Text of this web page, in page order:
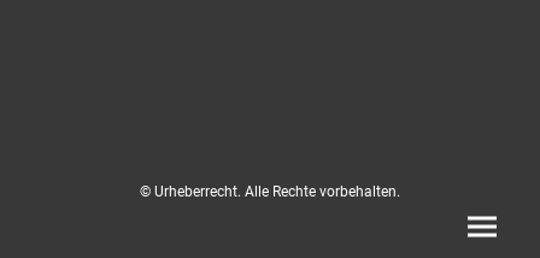
© Urheberrecht. Alle Rechte vorbehalten.